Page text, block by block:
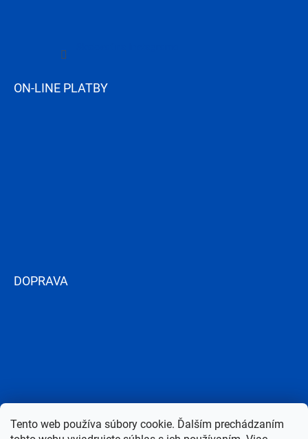
Tento web používa súbory cookie. Ďalším prechádzaním
ON-LINE PLATBY
DOPRAVA